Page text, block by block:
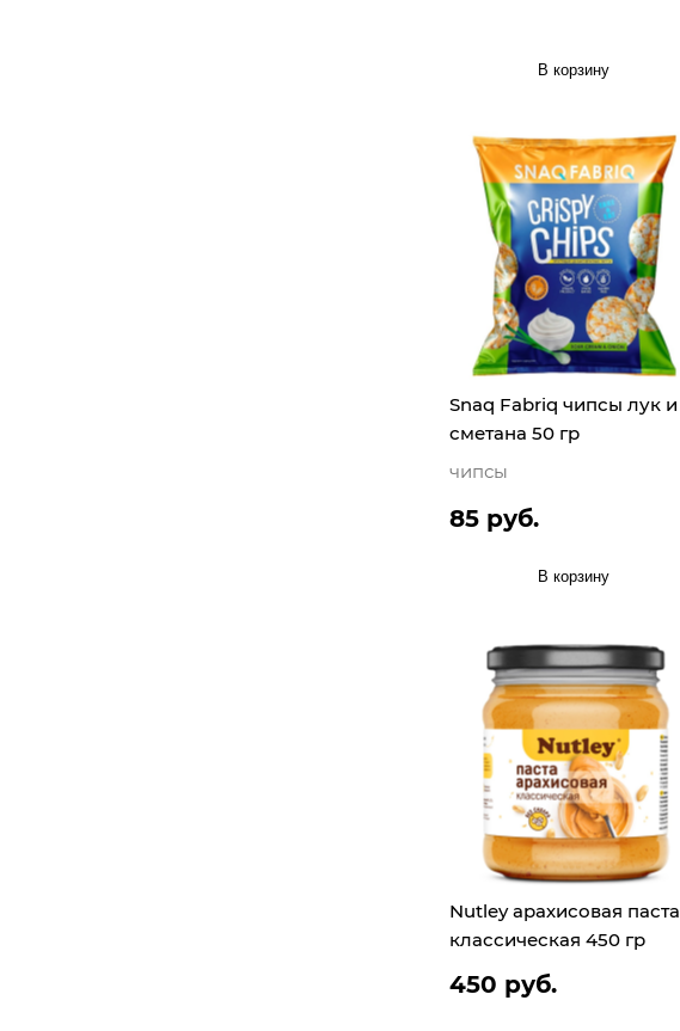
В корзину
Snaq Fabriq чипсы лук и
сметана 50 гр
чипсы
85 руб.
В корзину
Nutley арахисовая паста
классическая 450 гр
450 руб.